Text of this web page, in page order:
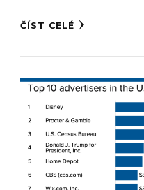
ČÍST CELÉ